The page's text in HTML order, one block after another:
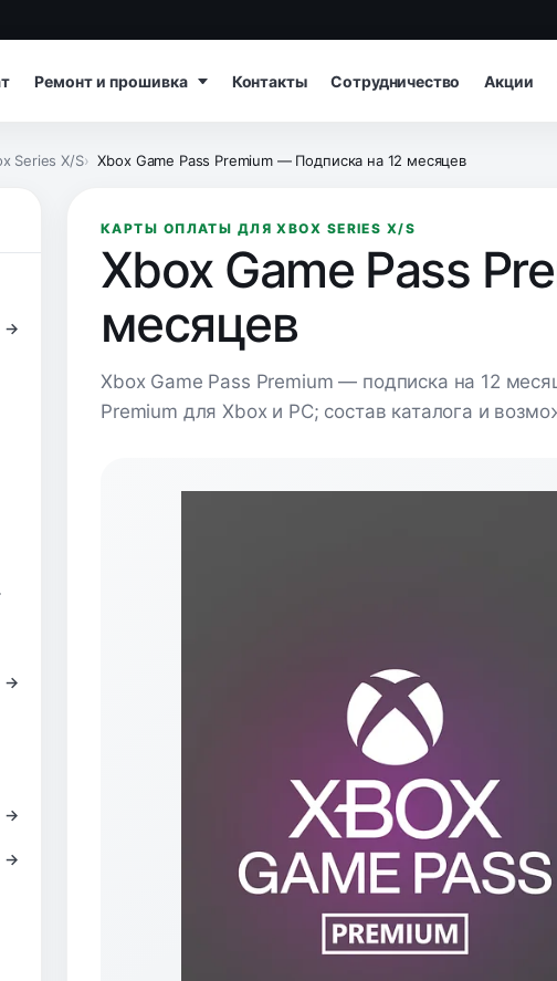
Ремонт и прошивка Контакты Сотрудничество Акции
Series X/S Xbox Game Pass Premium — Подписка на 12 месяцев
→
→
→
→
КАРТЫ ОПЛАТЫ ДЛЯ XBOX SERIES X/S
Xbox Game Pass
месяцев
Xbox Game Pass Premium — подписка на 12
Premium для Xbox и PC; состав каталога и